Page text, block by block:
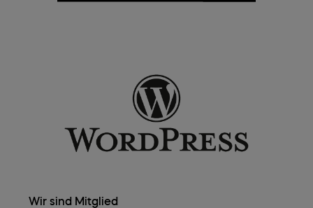
Wir sind Mitglied